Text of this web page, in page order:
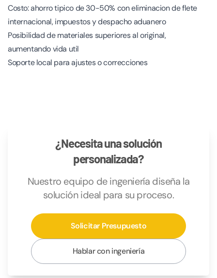
Costo: ahorro tipico de 30-50% con eliminacion de flete
internacional, impuestos y despacho aduanero
Posibilidad de materiales superiores al original,
aumentando vida util
Soporte local para ajustes o correcciones
¿Necesita una solución
personalizada?
Nuestro equipo de ingeniería diseña la
solución ideal para su proceso.
Solicitar Presupuesto
Hablar con ingeniería